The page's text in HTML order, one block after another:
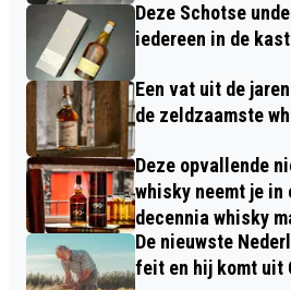
Deze Schotse
iedereen in de
Een vat uit de
de zeldzaamste
Deze opvallende
whisky neemt je in
decennia whisky
De nieuwste
feit en hij komt uit